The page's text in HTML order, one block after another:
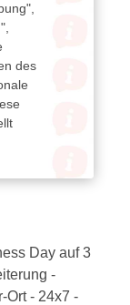
des
Day auf 3
-
Ort - 24x7 -